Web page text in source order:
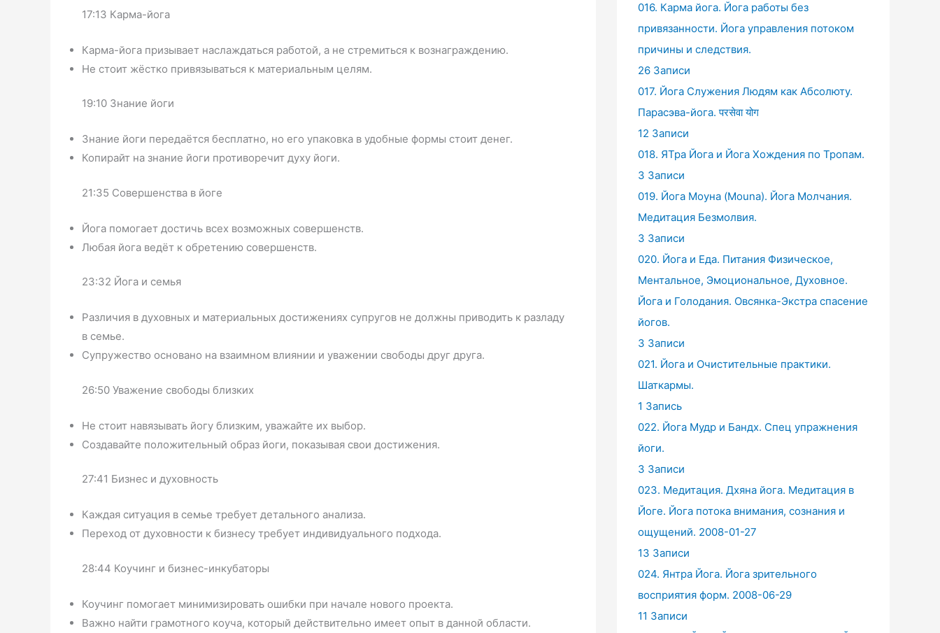
17:13 Карма-йога
Карма-йога призывает наслаждаться работой, а не стремиться к вознаграждению.
Не стоит жёстко привязываться к материальным целям.
19:10 Знание йоги
Знание йоги передаётся бесплатно, но его упаковка в удобные формы стоит денег.
Копирайт на знание йоги противоречит духу йоги.
21:35 Совершенства в йоге
Йога помогает достичь всех возможных совершенств.
Любая йога ведёт к обретению совершенств.
23:32 Йога и семья
Различия в духовных и материальных достижениях супругов не должны приводить к разладу
в семье.
Супружество основано на взаимном влиянии и уважении свободы друг друга.
26:50 Уважение свободы близких
Не стоит навязывать йогу близким, уважайте их выбор.
Создавайте положительный образ йоги, показывая свои достижения.
27:41 Бизнес и духовность
Каждая ситуация в семье требует детального анализа.
Переход от духовности к бизнесу требует индивидуального подхода.
28:44 Коучинг и бизнес-инкубаторы
Коучинг помогает минимизировать ошибки при начале нового проекта.
Важно найти грамотного коуча, который действительно имеет опыт в данной области.
016. Карма йога. Йога работы без
привязанности. Йога управления потоком
причины и следствия.
26 Записи
017. Йога Служения Людям как Абсолюту.
Парасэва-йога. परसेवा योग
12 Записи
018. ЯТра Йога и Йога Хождения по Тропам.
3 Записи
019. Йога Моуна (Mouna). Йога Молчания.
Медитация Безмолвия.
3 Записи
020. Йога и Еда. Питания Физическое,
Ментальное, Эмоциональное, Духовное.
Йога и Голодания. Овсянка-Экстра спасение
йогов.
3 Записи
021. Йога и Очистительные практики.
Шаткармы.
1 Запись
022. Йога Мудр и Бандх. Спец упражнения
йоги.
3 Записи
023. Медитация. Дхяна йога. Медитация в
Йоге. Йога потока внимания, сознания и
ощущений. 2008-01-27
13 Записи
024. Янтра Йога. Йога зрительного
восприятия форм. 2008-06-29
11 Записи